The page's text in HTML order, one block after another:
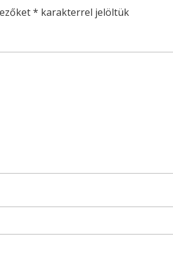
* karakterrel jelöltük